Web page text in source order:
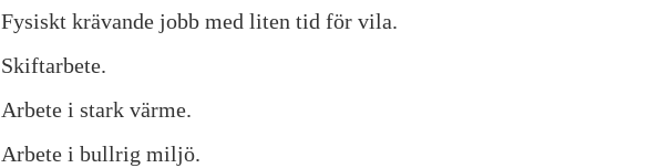
Fysiskt krävande jobb med liten tid för vila.
Skiftarbete.
Arbete i stark värme.
Arbete i bullrig miljö.